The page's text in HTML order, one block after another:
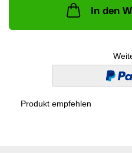
In den
Produkt empfehlen